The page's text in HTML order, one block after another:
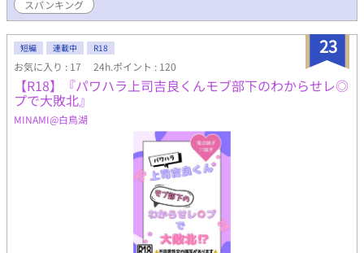
高め。ほとんどずっとエロ。 【第二部】 みごと皇太子試験を勝
ち抜いたアンソニー皇太子。皇太子の奴隷となったアイルは、
様々なエッチな公務をこなしていかなければなりません。まだま
だ未熟なアイルは、エッチで恥ずかしい公務をきちんと勤めあげ
られるのか？ イマラチオ、陵辱、拘束、中出し、スパンキング、
鞭打ちなど 結構エグいので、ダメな人は開かないでください。ま
た、これがエロに特化した創作であり、現実ではあり得ないこ
と、許されないことが理解できない人は読まないでください。
スパンキング
23
短編 連載中 R18
お気に入り : 17 24h.ポイント : 120
【R18】『パワハラ上司吉良くんモブ部下のわからせレ◎
プで大敗北』
MINAMI@白鳥湖